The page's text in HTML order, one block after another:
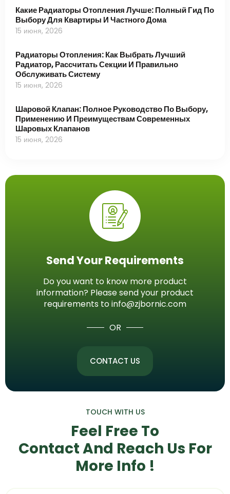
Какие Радиаторы Отопления Лучше: Полный Гид По
Выбору Для Квартиры И Частного Дома
15 июня, 2026
Радиаторы Отопления: Как Выбрать Лучший
Радиатор, Рассчитать Секции И Правильно
Обслуживать Систему
15 июня, 2026
Шаровой Клапан: Полное Руководство По Выбору,
Применению И Преимуществам Современных
Шаровых Клапанов
15 июня, 2026
Send Your Requirements
Do you want to know more product
information? Please send your product
requirements to info@zjbornic.com
OR
CONTACT US
TOUCH WITH US
Feel Free To
Contact And Reach Us For
More Info !